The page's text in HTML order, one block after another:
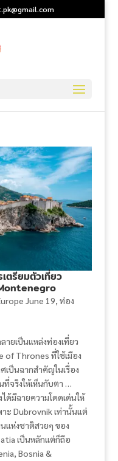
ตรียมตัวเที่ยว
June 19, ท่อง
ายเป็นแหล่งท่องเที่ยว
of Thrones ที่ใช้เมือง
เป็นฉากสำคัญในเรื่อง
จริงให้เห็นกับตา …
ด้มีฉายความโดดเด่นให้
ะ Dubrovnik เท่านั้นแต่
แห่งชาติสวยๆ ของ
เป็นหลักแต่ก็ถือ
Bosnia &